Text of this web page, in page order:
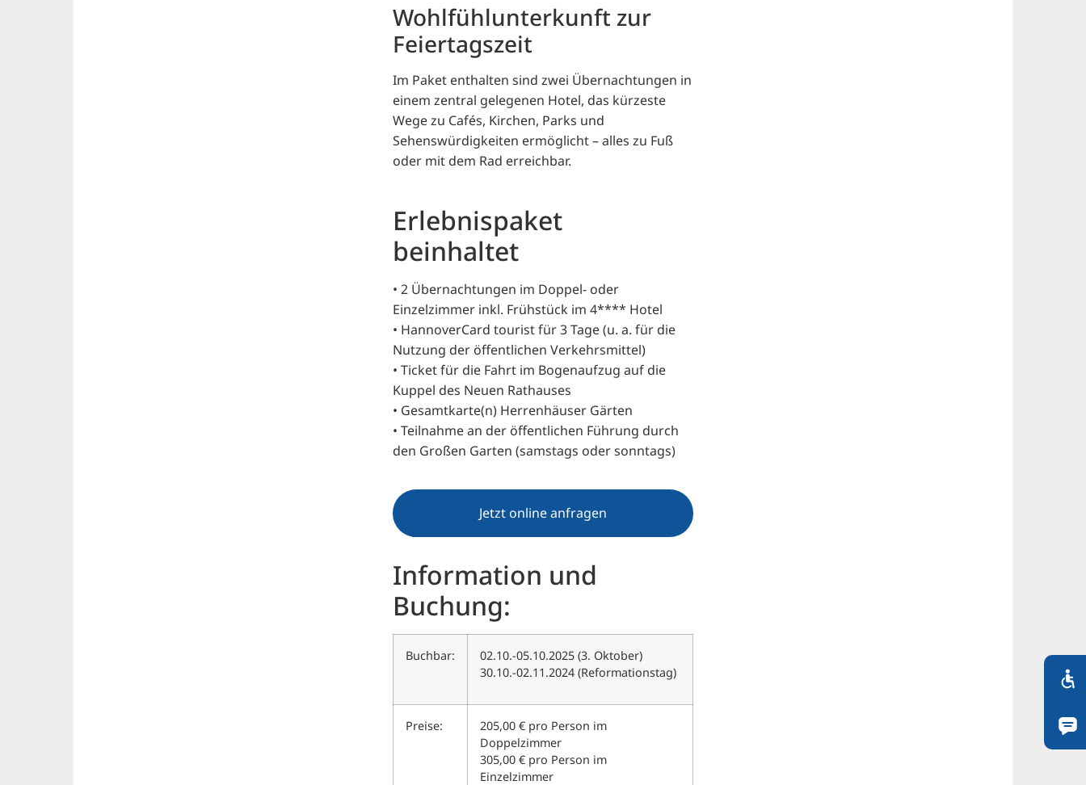
Wohlfühlunterkunft zur
Feiertagszeit
Im Paket enthalten sind zwei Übernachtungen in
einem zentral gelegenen Hotel, das kürzeste
Wege zu Cafés, Kirchen, Parks und
Sehenswürdigkeiten ermöglicht – alles zu Fuß
oder mit dem Rad erreichbar.
Erlebnispaket
beinhaltet
• 2 Übernachtungen im Doppel- oder
Einzelzimmer inkl. Frühstück im 4**** Hotel
• HannoverCard tourist für 3 Tage (u. a. für die
Nutzung der öffentlichen Verkehrsmittel)
• Ticket für die Fahrt im Bogenaufzug auf die
Kuppel des Neuen Rathauses
• Gesamtkarte(n) Herrenhäuser Gärten
• Teilnahme an der öffentlichen Führung durch
den Großen Garten (samstags oder sonntags)
Jetzt online anfragen
Information und
Buchung:
Buchbar:
02.10.-05.10.2025 (3. Oktober)
30.10.-02.11.2024 (Reformationstag)
Preise:
205,00 € pro Person im
Doppelzimmer
305,00 € pro Person im
Einzelzimmer